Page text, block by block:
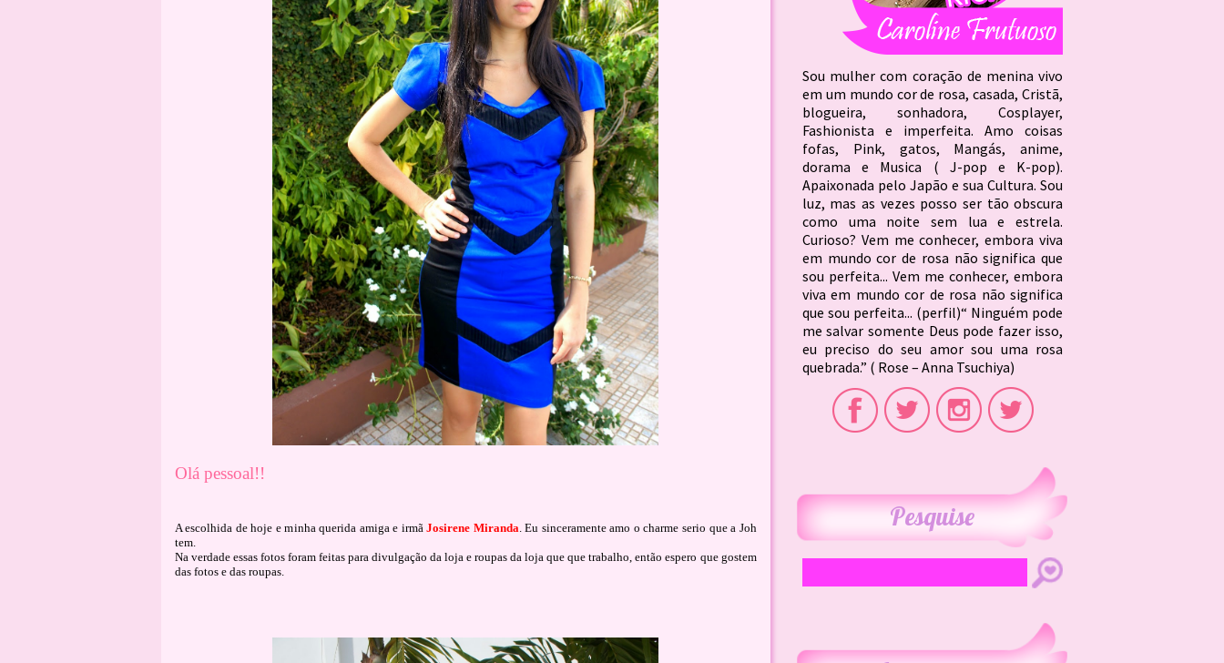
Olápessoal!!
A escolhida de hoje e minha querida amiga e irmã Josirene Miranda.Eu sinceramente amo o charme serio que a Joh
tem.
Na verdade essas fotos foram feitas para divulgação da loja e roupas da loja que que trabalho, então espero que gostem
das fotos e das roupas.
Sou mulher com coração de menina vivo
em um mundo cor de rosa, casada, Cristã,
blogueira, sonhadora, Cosplayer,
Fashionista e imperfeita. Amo coisas
fofas, Pink, gatos, Mangás, anime,
dorama e Musica ( J-pop e K-pop).
Apaixonada pelo Japão e sua Cultura. Sou
luz, mas as vezes posso ser tão obscura
como uma noite sem lua e estrela.
Curioso? Vem me conhecer, embora viva
em mundo cor de rosa não significa que
sou perfeita... Vem me conhecer, embora
viva em mundo cor de rosa não significa
que sou perfeita... (perfil)“ Ninguém pode
me salvar somente Deus pode fazer isso,
eu preciso do seu amor sou uma rosa
quebrada.” ( Rose – Anna Tsuchiya)
Pesquise